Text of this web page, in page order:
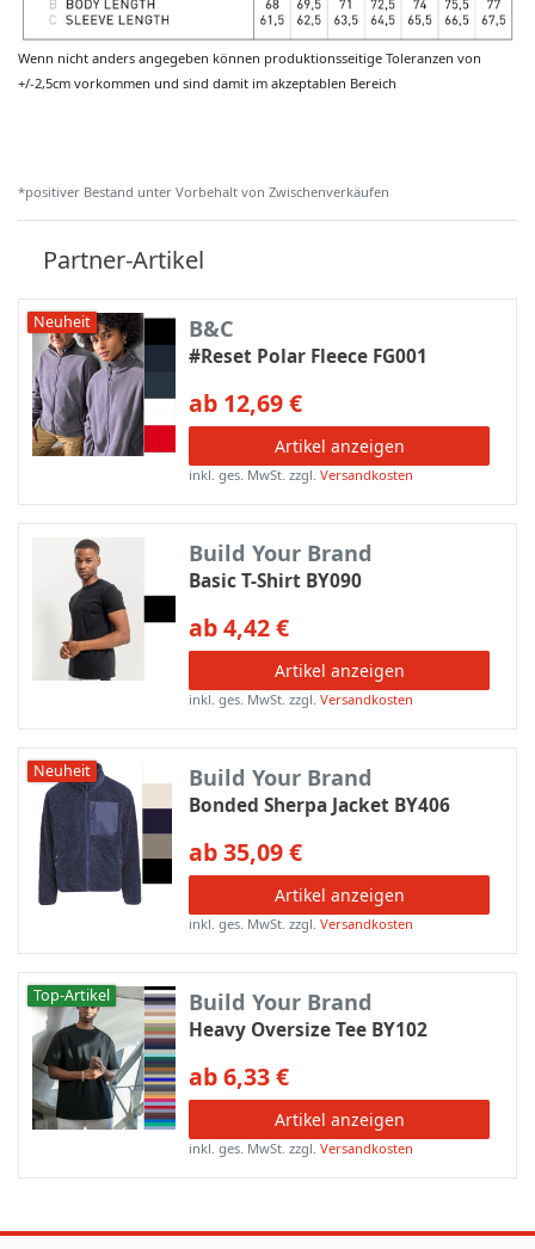
Wenn nicht anders angegeben können produktionsseitige Toleranzen von
+/-2,5cm vorkommen und sind damit im akzeptablen Bereich
*positiver Bestand unter Vorbehalt von Zwischenverkäufen
Partner-Artikel
Neuheit B&C
#Reset Polar Fleece FG001
ab 12,69 €
Artikel anzeigen
inkl. ges. MwSt. zzgl.Versandkosten
Build Your Brand
Basic T-Shirt BY090
ab 4,42 €
Artikel anzeigen
inkl. ges. MwSt. zzgl.Versandkosten
Neuheit Build Your Brand
Bonded Sherpa Jacket BY406
ab 35,09 €
Artikel anzeigen
inkl. ges. MwSt. zzgl.Versandkosten
Top-Artikel Build Your Brand
Heavy Oversize Tee BY102
ab 6,33 €
Artikel anzeigen
inkl. ges. MwSt. zzgl.Versandkosten